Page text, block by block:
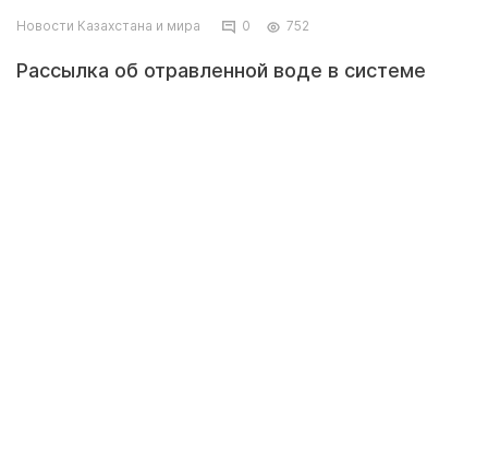
Новости Казахстана и мира 0 752
Рассылка об отравленной воде в системе